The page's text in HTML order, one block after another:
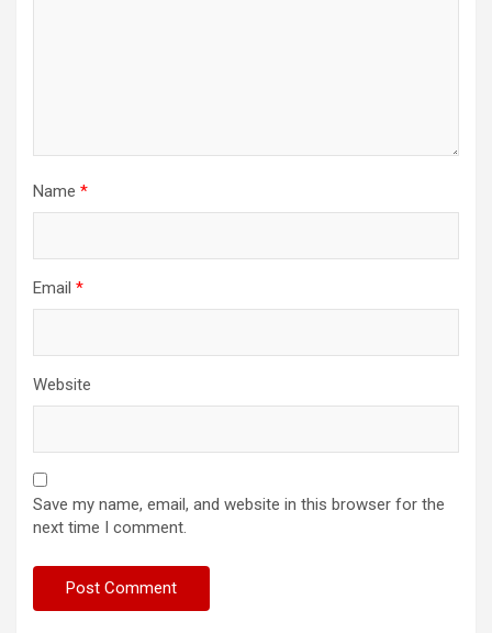
Name *
Email *
Website
Save my name, email, and website in this browser for the
next time I comment.